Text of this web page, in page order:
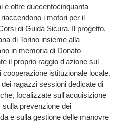
e oltre duecentocinquanta
i motori per il
di Guida Sicura. Il progetto,
di Torino insieme alla
in memoria di Donato
il proprio raggio d'azione sul
istituzionale locale.
ragazzi sessioni dedicate di
focalizzate sull'acquisizione
prevenzione dei
e sulla gestione delle manovre